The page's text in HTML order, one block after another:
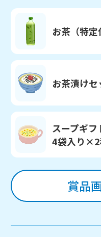
お茶（特定
お茶漬け
スープギフ
4袋入り×2
賞品